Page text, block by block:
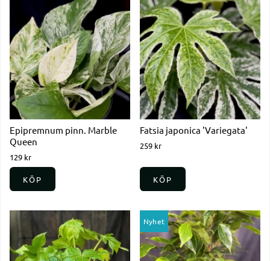
Epipremnum pinn. Marble
Queen
129 kr
KÖP
Fatsia japonica 'Variegata'
259 kr
KÖP
Nyhet